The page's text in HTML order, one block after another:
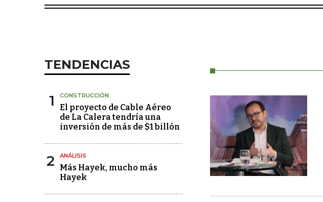
TENDENCIAS
1 CONSTRUCCIÓN
El proyecto de Cable Aéreo
de La Calera tendría una
inversión de más de $1 billón
2 ANÁLISIS
Más Hayek, mucho más
Hayek